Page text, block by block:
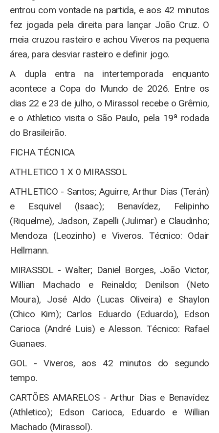
entrou com vontade na partida, e aos 42 minutos
fez jogada pela direita para lançar João Cruz. O
meia cruzou rasteiro e achou Viveros na pequena
área, para desviar rasteiro e definir jogo.
A dupla entra na intertemporada enquanto
acontece a Copa do Mundo de 2026. Entre os
dias 22 e 23 de julho, o Mirassol recebe o Grêmio,
e o Athletico visita o São Paulo, pela 19ª rodada
do Brasileirão.
FICHA TÉCNICA
ATHLETICO 1 X 0 MIRASSOL
ATHLETICO - Santos; Aguirre, Arthur Dias (Terán)
e Esquivel (Isaac); Benavídez, Felipinho
(Riquelme), Jadson, Zapelli (Julimar) e Claudinho;
Mendoza (Leozinho) e Viveros. Técnico: Odair
Hellmann.
MIRASSOL - Walter; Daniel Borges, João Victor,
Willian Machado e Reinaldo; Denilson (Neto
Moura), José Aldo (Lucas Oliveira) e Shaylon
(Chico Kim); Carlos Eduardo (Eduardo), Edson
Carioca (André Luis) e Alesson. Técnico: Rafael
Guanaes.
GOL - Viveros, aos 42 minutos do segundo
tempo.
CARTÕES AMARELOS - Arthur Dias e Benavídez
(Athletico); Edson Carioca, Eduardo e Willian
Machado (Mirassol).